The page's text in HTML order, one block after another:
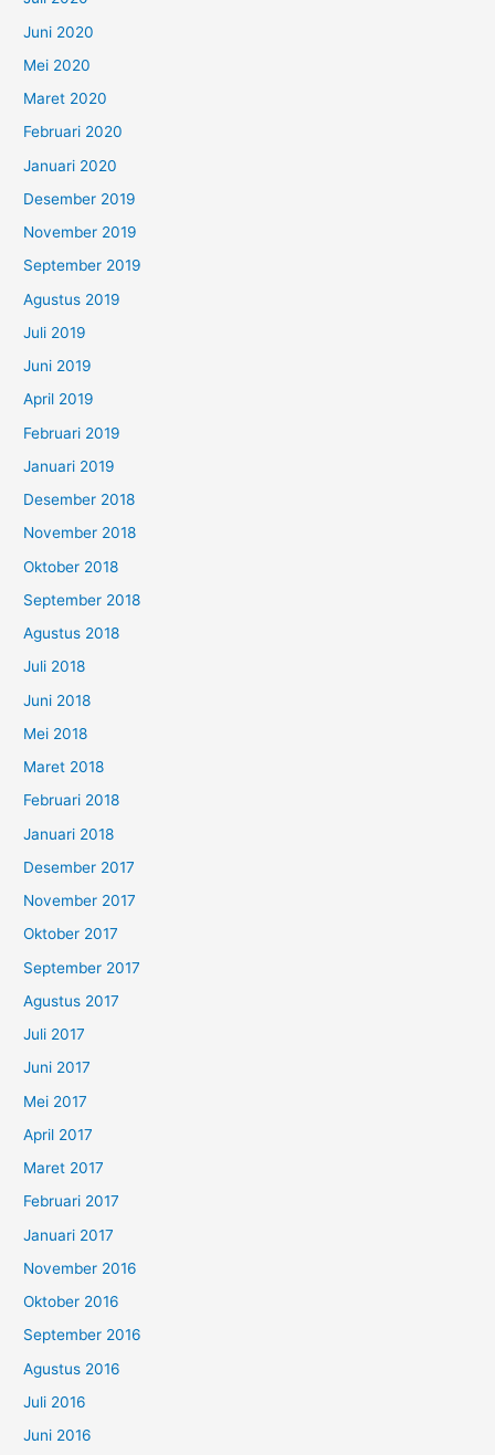
Juni 2020
Mei 2020
Maret 2020
Februari 2020
Januari 2020
Desember 2019
November 2019
September 2019
Agustus 2019
Juli 2019
Juni 2019
April 2019
Februari 2019
Januari 2019
Desember 2018
November 2018
Oktober 2018
September 2018
Agustus 2018
Juli 2018
Juni 2018
Mei 2018
Maret 2018
Februari 2018
Januari 2018
Desember 2017
November 2017
Oktober 2017
September 2017
Agustus 2017
Juli 2017
Juni 2017
Mei 2017
April 2017
Maret 2017
Februari 2017
Januari 2017
November 2016
Oktober 2016
September 2016
Agustus 2016
Juli 2016
Juni 2016